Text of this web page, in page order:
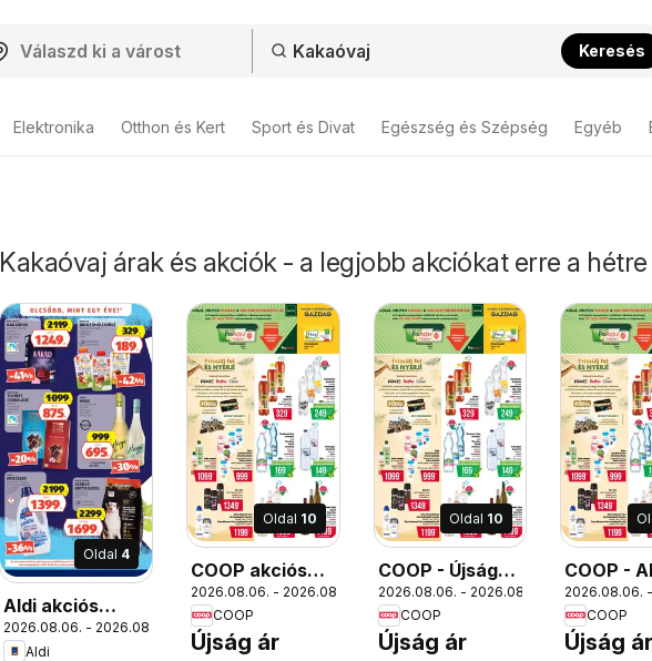
Keresés
Elektronika Otthon és Kert Sport és Divat Egészség és Szépség Egyéb
Kakaóvaj árak és akciók - a legjobb akciókat erre a hétre
Oldal 4
Aldi akciós
újság
2026.08.06. - 2026.08.12.
Aldi
Oldal 10
COOP akciós
újság
2026.08.06. - 2026.08.12.
COOP
Újság ár
Oldal 10
COOP - Újság
Észak Kelet
Pro-Coop Zrt
2026.08.06. - 2026.08.12.
COOP
Újság ár
COOP -
szuper /
Pro-Coop
2026.08.06. -
COOP
Újság ár